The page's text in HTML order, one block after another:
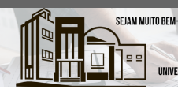
COBALTO
CONCURSOS
EDITAIS
INTERNACIONAL